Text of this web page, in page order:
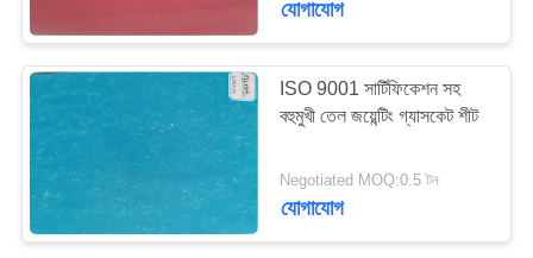
যোগাযোগ
ISO 9001 সার্টিফিকেশন সহ
বহুমুখী তেল জয়েন্টিং গ্যাসকেট শীট
Negotiated MOQ:0.5 টন
যোগাযোগ